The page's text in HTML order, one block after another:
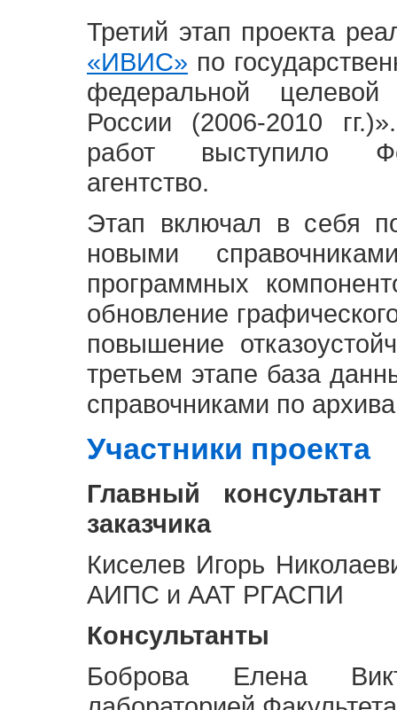
Третий этап проекта
«ИВИС» по
федеральной
России (2006-2010
работ выступило
агентство.
Этап включал в себя
новыми
программных
обновление
повышение
третьем этапе база
справочниками по
Участники проекта
Главный
заказчика
Киселев Игорь
АИПС и ААТ РГАСПИ
Консультанты
Боброва Елена